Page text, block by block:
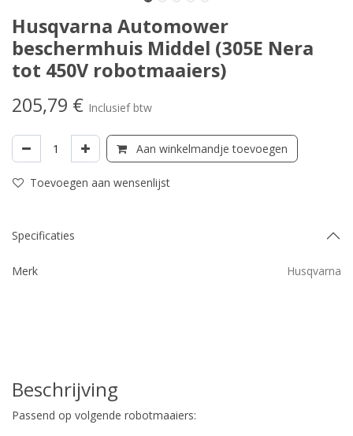
Husqvarna Automower
beschermhuis Middel (305E Nera
tot 450V robotmaaiers)
205,79 € Inclusief btw
Aan winkelmandje toevoegen
Toevoegen aan wensenlijst
Specificaties
Merk Husqvarna
Beschrijving
Passend op volgende robotmaaiers: